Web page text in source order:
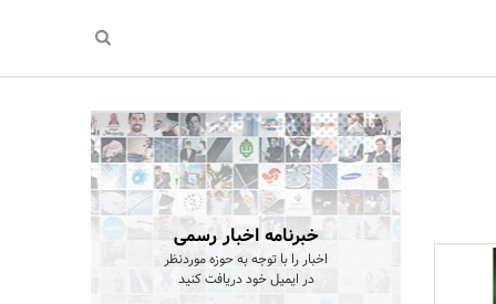
خبرنامه اخبار رسمی
اخبار را با توجه به حوزه موردنظر
در ایمیل خود دریافت کنید